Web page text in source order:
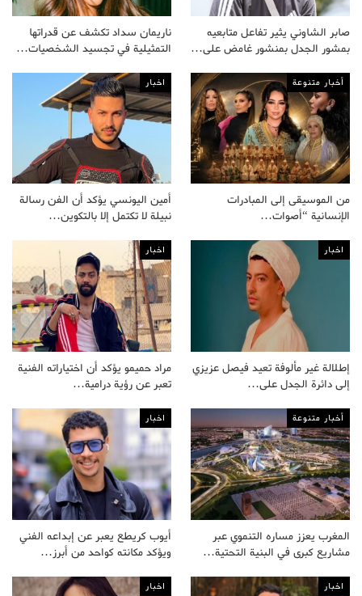
صابر الشاوني يثير تفاعل متابعيه
بمشور الجدل بمنشور غامض على…
ناريمان سداد تكشف عن قدراتها
التمثيلية في تجسيد الشخصيات…
أخبار متنوعة
من الموسيقى إلى المبادرات
الإنسانية “أصوات…
اخبار
أمين اليونسي يؤكد أن الفن رسالة
نبيلة لا تكتمل إلا بالتكوين…
اخبار
إطلالة غير مألوفة تعيد فيصل عزيزي
إلى دائرة الجدل على…
اخبار
مراد حميمو يؤكد أن اختياراته الفنية
تعبر عن رؤية درامية…
أخبار متنوعة
المغرب يعزز مساره التنموي عبر
مشاريع كبرى في البنية التحتية…
اخبار
أيوب كريطع يعبر عن إبداعه الفني
ويؤكد مكانته كواحد من أبرز…
اخبار اخبار